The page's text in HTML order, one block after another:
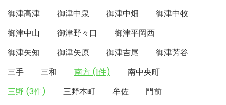
御津高津
御津中泉 御津中畑
御津中牧
御津中山
御津野々口
御津平岡西
御津矢知
御津矢原 御津吉尾
御津芳谷
三手
三和 南方 (1件)
南中央町
三野 (3件)
三野本町 牟佐
門前